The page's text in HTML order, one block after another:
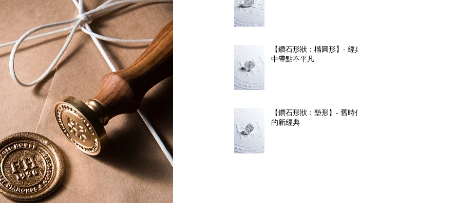
【鑽石形狀：橢圓形】- 經典
中帶點不平凡
【鑽石形狀：墊形】- 舊時代
的新經典